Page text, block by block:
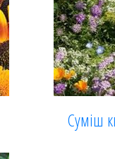
Суміш